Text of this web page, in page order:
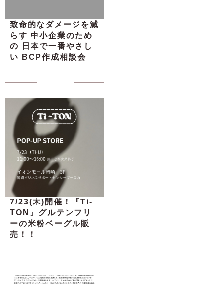
致命的なダメージを減
らす 中小企業のため
の 日本で一番やさし
い BCP作成相談会
7/23(木)開催！『Ti-
TON』グルテンフリ
ーの米粉ベーグル販
売！！